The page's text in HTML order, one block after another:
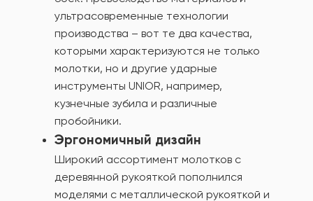
ультрасовременные технологии
производства – вот те два качества,
которыми характеризуются не только
молотки, но и другие ударные
инструменты UNIOR, например,
кузнечные зубила и различные
пробойники.
Эргономичный дизайн
Широкий ассортимент молотков с
деревянной рукояткой пополнился
моделями с металлической рукояткой и